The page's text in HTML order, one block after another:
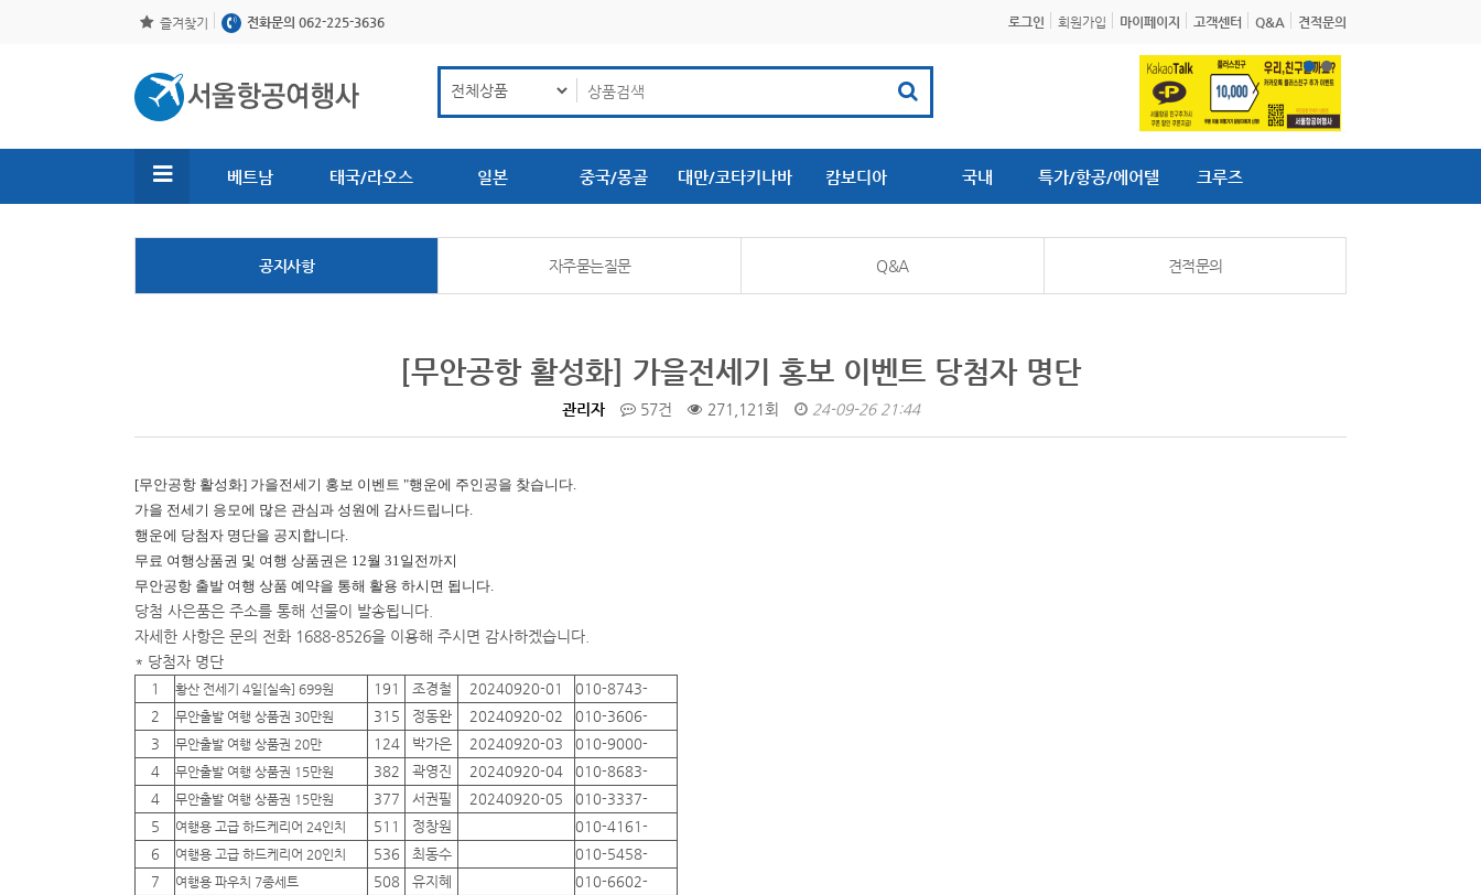
즐겨찾기 전화문의 062-225-3636 로그인 회원가입 마이페이지 고객센터 Q&A 견적문의
베트남 태국/라오스 일본 중국/몽골 대만/코타키나바
루
캄보디아 국내 특가/항공/에어텔 크루즈
공지사항 자주묻는질문 Q&A 견적문의
[무안공항 활성화] 가을전세기 홍보 이벤트 당첨자 명단
관리자 57건 271,121회 24-09-26 21:44
[무안공항 활성화] 가을전세기 홍보 이벤트 "행운에 주인공을 찾습니다.
가을 전세기 응모에 많은 관심과 성원에 감사드립니다.
행운에 당첨자 명단을 공지합니다.
무료 여행상품권 및 여행 상품권은 12월 31일전까지
무안공항 출발 여행 상품 예약을 통해 활용 하시면 됩니다.
당첨 사은품은 주소를 통해 선물이 발송됩니다.
자세한 사항은 문의 전화 1688-8526을 이용해 주시면 감사하겠습니다.
* 당첨자 명단
1 황산 전세기 4일[실속] 699원 191 조경철 20240920-01
010-8743-
2
무안출발 여행 상품권 30만원 315 정동완 20240920-02
010-3606-
3
무안출발 여행 상품권 20만 124 박가은 20240920-03
010-9000-
4
무안출발 여행 상품권 15만원 382 곽영진 20240920-04
010-8683-
4
무안출발 여행 상품권 15만원 377 서권필 20240920-05
010-3337-
5
여행용 고급 하드케리어 24인치 511 정창원
010-4161-
6
여행용 고급 하드케리어 20인치 536 최동수
010-5458-
7
여행용 파우치 7종세트 508 유지혜
010-6602-